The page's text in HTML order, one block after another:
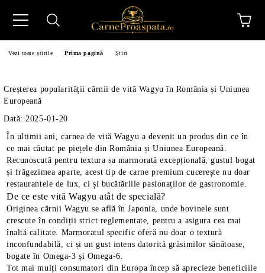
Vezi toate știrile Prima pagină Ştiri
Creșterea popularității cărnii de vită Wagyu în România și Uniunea
Europeană
Dată: 2025-01-20
În ultimii ani, carnea de vită Wagyu a devenit un produs din ce în
ce mai căutat pe piețele din România și Uniunea Europeană.
Recunoscută pentru textura sa marmorată excepțională, gustul bogat
și frăgezimea aparte, acest tip de carne premium cucerește nu doar
restaurantele de lux, ci și bucătăriile pasionaților de gastronomie.
De ce este vită Wagyu atât de specială?
Originea cărnii Wagyu se află în Japonia, unde bovinele sunt
crescute în condiții strict reglementate, pentru a asigura cea mai
înaltă calitate. Marmoratul specific oferă nu doar o textură
inconfundabilă, ci și un gust intens datorită grăsimilor sănătoase,
bogate în Omega-3 și Omega-6.
Tot mai mulți consumatori din Europa încep să aprecieze beneficiile